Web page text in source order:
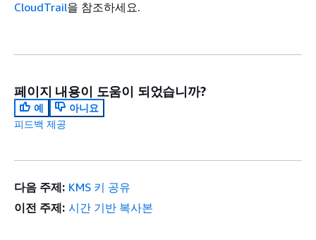
CloudTrail을 참조하세요.
페이지 내용이 도움이 되었습니까?
예
아니요
피드백 제공
다음 주제: KMS 키 공유
이전 주제: 시간 기반 복사본